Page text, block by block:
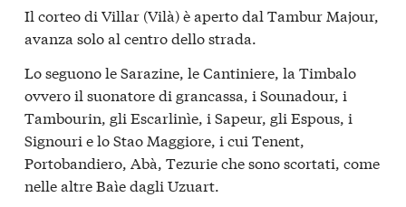
Il corteo di Villar (Vilà) è aperto dal Tambur Majour,
avanza solo al centro dello strada.
Lo seguono le Sarazine, le Cantiniere, la Timbalo
ovvero il suonatore di grancassa, i Sounadour, i
Tambourin, gli Escarlinìe, i Sapeur, gli Espous, i
Signouri e lo Stao Maggiore, i cui Tenent,
Portobandiero, Abà, Tezurie che sono scortati, come
nelle altre Baìe dagli Uzuart.